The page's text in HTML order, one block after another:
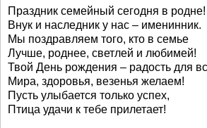
Праздник семейный сегодня в родне!
Внук и наследник у нас – именинник.
Мы поздравляем того, кто в семье
Лучше, роднее, светлей и любимей!
Твой День рождения – радость для
Мира, здоровья, везенья желаем!
Пусть улыбается только успех,
Птица удачи к тебе прилетает!